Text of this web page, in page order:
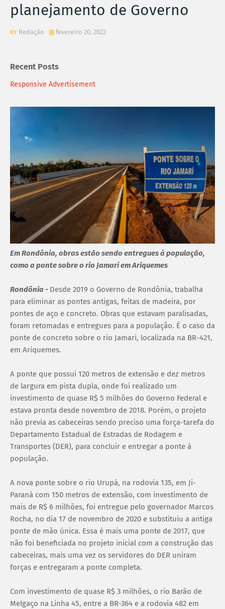
planejamento de Governo
Redação fevereiro 20, 2022
Recent Posts
Responsive Advertisement
Em Rondônia, obras estão sendo entregues à população,
como a ponte sobre o rio Jamari em Ariquemes
Rondônia - Desde 2019 o Governo de Rondônia, trabalha
para eliminar as pontes antigas, feitas de madeira, por
pontes de aço e concreto. Obras que estavam paralisadas,
foram retomadas e entregues para a população. É o caso da
ponte de concreto sobre o rio Jamari, localizada na BR-421,
em Ariquemes.
A ponte que possui 120 metros de extensão e dez metros
de largura em pista dupla, onde foi realizado um
investimento de quase R$ 5 milhões do Governo Federal e
estava pronta desde novembro de 2018. Porém, o projeto
não previa as cabeceiras sendo preciso uma força-tarefa do
Departamento Estadual de Estradas de Rodagem e
Transportes (DER), para concluir e entregar a ponte à
população.
A nova ponte sobre o rio Urupá, na rodovia 135, em Ji-
Paraná com 150 metros de extensão, com investimento de
mais de R$ 6 milhões, foi entregue pelo governador Marcos
Rocha, no dia 17 de novembro de 2020 e substituiu a antiga
ponte de mão única. Essa é mais uma ponte de 2017, que
não foi beneficiada no projeto inicial com a construção das
cabeceiras, mais uma vez os servidores do DER uniram
forças e entregaram a ponte completa.
Com investimento de quase R$ 3 milhões, o rio Barão de
Melgaço na Linha 45, entre a BR-364 e a rodovia 482 em